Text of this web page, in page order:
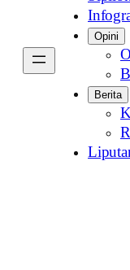
Opini
Berita